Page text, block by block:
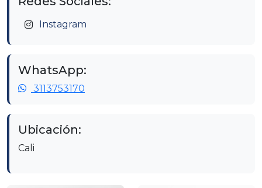
Instagram
WhatsApp:
3113753170
Ubicación:
Cali